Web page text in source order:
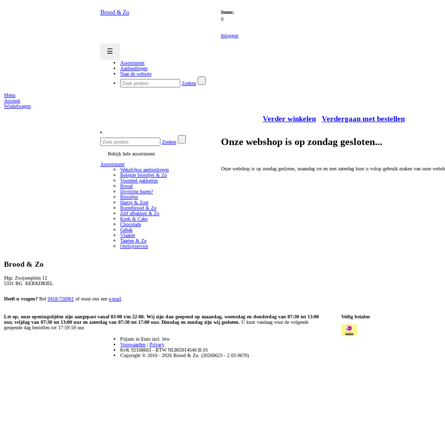
Brood & Zo
Items:
0
Inloggen
☰
Assortiment
Aanbiedingen
Naar de website
Zoeken
Menu
Account
Winkelwagen
Verder winkelen Verdergaan met bestellen
Zoeken
Bekijk hele assortiment
Assortiment
Wekelijkse aanbiedingen
Belegde broodjes & Zo
Voordeel pakketten
Brood
IJsvitrine huren?
Broodjes
Hartig & Zoet
Borrelbrood & Zo
Zelf afbakken & Zo
Koek & Cake
Chocolade
Gebak
Vlaaien
Taarten & Zo
Ontbijtservice
Onze webshop is op zondag gesloten...
Onze webshop is op zondag gesloten, maandag tot en met zaterdag kunt u volop gebruik maken van onze
Brood & Zo
Mgr. Zwijsenplein 12
5331 BG KERKDRIEL
Heeft u vragen? Bel 0418-726961 of stuur ons een e-mail
Let op, onze openingstijden zijn aangepast vanaf 03-08 t/m 22-08. Wij zijn dan geopend op maandag, woensdag en donderdag van 07:30 tot 13:00
uur, vrijdag van 07:30 tot 13:00 uur en zaterdag van 07:30 tot 17:00 uur. Dinsdag en zondag zijn wij gesloten. U kunt vandaag voor de volgende
geopende dag bestellen tot 17:59:59 uur.
Veilig betalen
Prijzen in Euro incl. btw
Voorwaarden | Privacy
KvK 92168663 - BTW NL865914540.B.01
Copyright © 2010 - 2026 Brood & Zo. (20260623 - 2.03.9670)